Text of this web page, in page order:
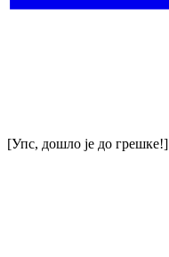
[Упс, дошло је до грешке!]